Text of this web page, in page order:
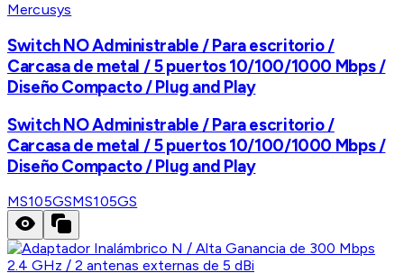
Mercusys
Switch NO Administrable / Para escritorio /
Carcasa de metal / 5 puertos 10/100/1000 Mbps /
Diseño Compacto / Plug and Play
Switch NO Administrable / Para escritorio /
Carcasa de metal / 5 puertos 10/100/1000 Mbps /
Diseño Compacto / Plug and Play
MS105GSMS105GS